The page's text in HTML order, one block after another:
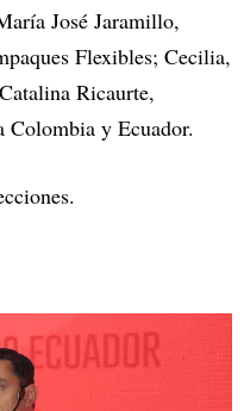
José Jaramillo,
Flexibles; Cecilia,
Ricaurte,
Colombia y Ecuador.